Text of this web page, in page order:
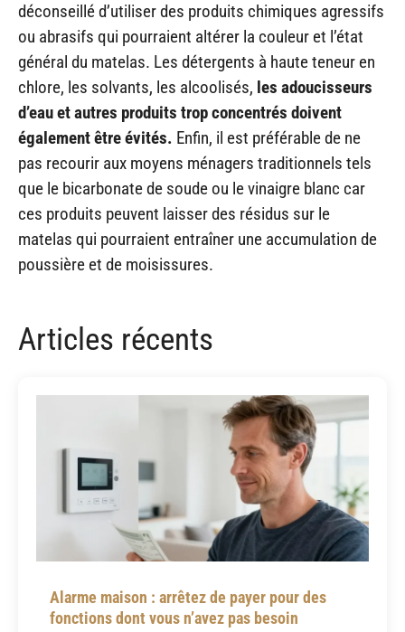
déconseillé d’utiliser des produits chimiques agressifs
ou abrasifs qui pourraient altérer la couleur et l’état
général du matelas. Les détergents à haute teneur en
chlore, les solvants, les alcoolisés, les adoucisseurs
d’eau et autres produits trop concentrés doivent
également être évités. Enfin, il est préférable de ne
pas recourir aux moyens ménagers traditionnels tels
que le bicarbonate de soude ou le vinaigre blanc car
ces produits peuvent laisser des résidus sur le
matelas qui pourraient entraîner une accumulation de
poussière et de moisissures.
Articles récents
Alarme maison : arrêtez de payer pour des
fonctions dont vous n’avez pas besoin